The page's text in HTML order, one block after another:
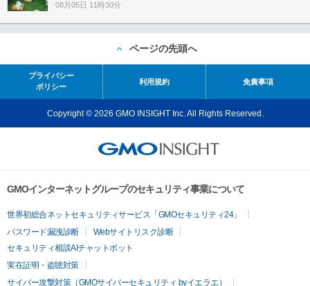
08月05日 11時30分
ページの先頭へ
プライバシー
ポリシー
利用規約 免責事項
Copyright © 2026 GMO INSIGHT Inc. All Rights Reserved.
GMOインターネットグループのセキュリティ事業について
世界初総合ネットセキュリティサービス「GMOセキュリティ24」
パスワード漏洩診断
Webサイトリスク診断
セキュリティ相談AIチャットボット
実在証明・盗聴対策
サイバー攻撃対策（GMOサイバーセキュリティ byイエラエ）